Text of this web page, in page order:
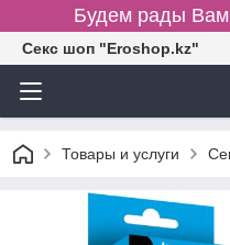
Будем рады Вам
Секс шоп "Eroshop.kz"
Товары и услуги